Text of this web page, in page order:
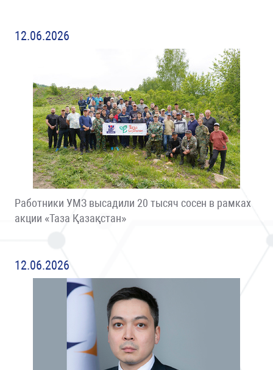
12.06.2026
Работники УМЗ высадили 20 тысяч сосен в рамках
акции «Таза Қазақстан»
12.06.2026